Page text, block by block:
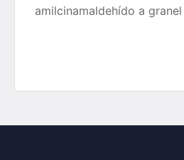
amilcinamaldehído a